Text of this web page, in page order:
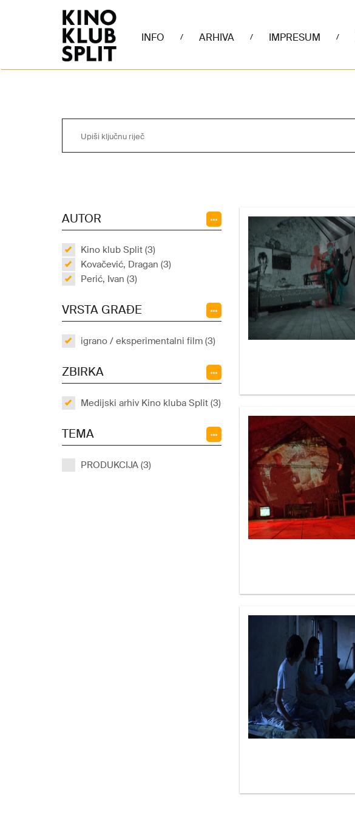
INFO / ARHIVA / IMPRESUM /
AUTOR
Kino klub Split (3)
Kovačević, Dragan (3)
Perić, Ivan (3)
VRSTA GRAĐE
igrano / eksperimentalni film (3)
ZBIRKA
Medijski arhiv Kino kluba Split (3)
TEMA
PRODUKCIJA (3)